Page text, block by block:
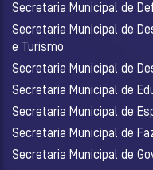
Secretaria Municipal de
Secretaria Municipal de
e Turismo
Secretaria Municipal de
Secretaria Municipal de
Secretaria Municipal de
Secretaria Municipal de
Secretaria Municipal de